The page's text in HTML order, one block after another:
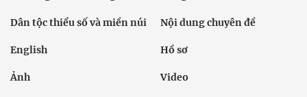
Dân tộc thiểu số và miền núi Nội dung chuyên đề
English Hồ sơ
Ảnh Video